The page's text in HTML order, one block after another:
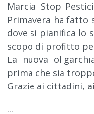
Marcia Stop
Primavera ha fatto
dove si pianifica lo
scopo di profitto
La nuova
prima che sia
Grazie ai cittadini, ai
...